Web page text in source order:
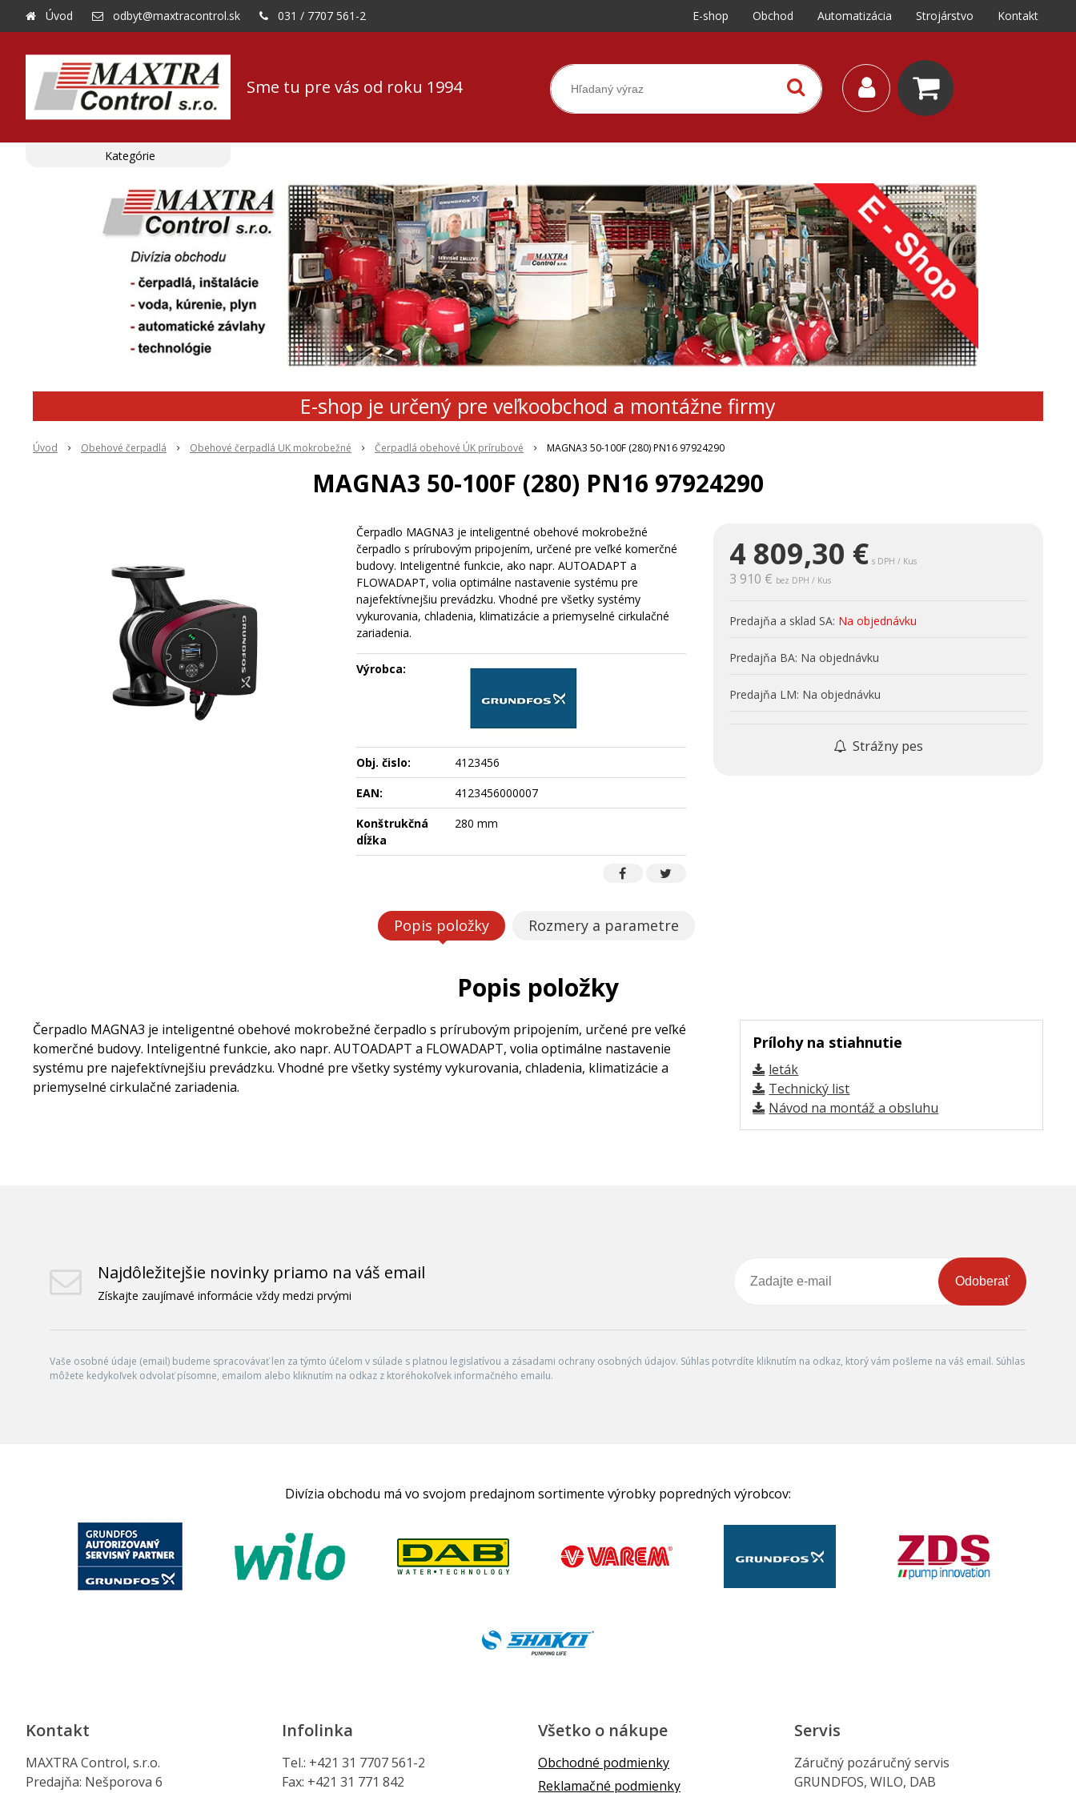
Sme tu pre vás od roku 1994
Úvod odbyt@maxtracontrol.sk 031 / 7707 561-2 E-shop Obchod Automatizácia Strojárstvo Kontakt
E-shop je určený pre veľkoobchod a montážne firmy
Úvod Obehové čerpadlá Obehové čerpadlá UK mokrobežné Čerpadlá obehové ÚK prírubové MAGNA3 50-100F (280) PN16 97924290
MAGNA3 50-100F (280) PN16 97924290
4 809,30 € s DPH / Kus
3 910 € bez DPH / Kus
Predajňa a sklad SA: Na objednávku
Predajňa BA: Na objednávku
Predajňa LM: Na objednávku
Strážny pes
Čerpadlo MAGNA3 je inteligentné obehové mokrobežné
čerpadlo s prírubovým pripojením, určené pre veľké komerčné
budovy. Inteligentné funkcie, ako napr. AUTOADAPT a
FLOWADAPT, volia optimálne nastavenie systému pre
najefektívnejšiu prevádzku. Vhodné pre všetky systémy
vykurovania, chladenia, klimatizácie a priemyselné cirkulačné
zariadenia.
Výrobca:
Obj. čislo:
4123456
EAN:
4123456000007
Konštrukčná
dĺžka
280 mm
Popis položky Rozmery a parametre
Popis položky
Prílohy na stiahnutie
leták
Technický list
Návod na montáž a obsluhu
Čerpadlo MAGNA3 je inteligentné obehové mokrobežné čerpadlo s prírubovým pripojením, určené pre veľké
komerčné budovy. Inteligentné funkcie, ako napr. AUTOADAPT a FLOWADAPT, volia optimálne nastavenie
systému pre najefektívnejšiu prevádzku. Vhodné pre všetky systémy vykurovania, chladenia, klimatizácie a
priemyselné cirkulačné zariadenia.
Kategórie
Najdôležitejšie novinky priamo na váš email
Získajte zaujímavé informácie vždy medzi prvými
Odoberať
Vaše osobné údaje (email) budeme spracovávať len za týmto účelom v súlade s platnou legislatívou a zásadami ochrany osobných údajov. Súhlas potvrdíte kliknutím na odkaz, ktorý vám pošleme na váš email. Súhlas
môžete kedykoľvek odvolať písomne, emailom alebo kliknutím na odkaz z ktoréhokoľvek informačného emailu.
Divízia obchodu má vo svojom predajnom sortimente výrobky popredných výrobcov:
Kontakt
MAXTRA Control, s.r.o.
Predajňa: Nešporova 6
Infolinka
Tel.: +421 31 7707 561-2
Fax: +421 31 771 842
Všetko o nákupe
Obchodné podmienky
Reklamačné podmienky
Servis
Záručný pozáručný servis
GRUNDFOS, WILO, DAB